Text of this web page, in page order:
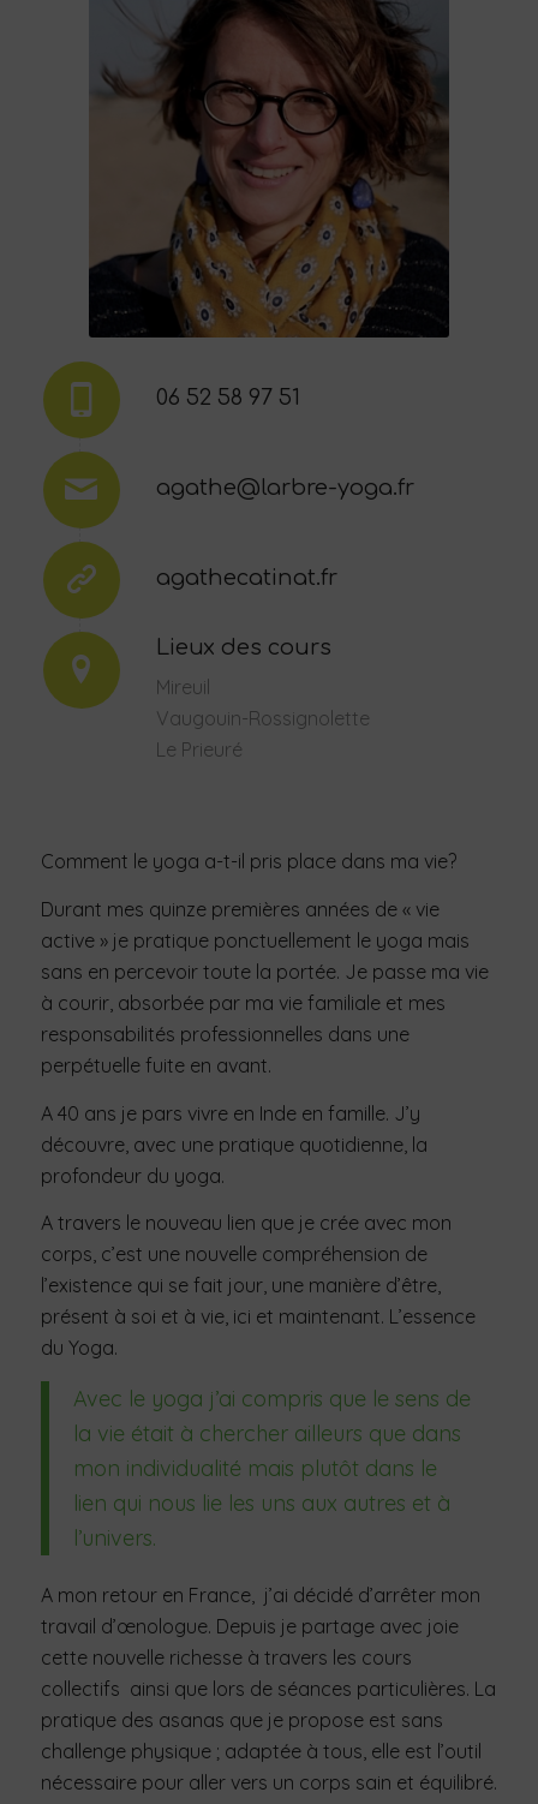
06 52 58 97 51
agathe@larbre-yoga.fr
agathecatinat.fr
Lieux des cours
Mireuil
Vaugouin-Rossignolette
Le Prieuré
Comment le yoga a-t-il pris place dans ma vie?
Durant mes quinze premières années de « vie
active » je pratique ponctuellement le yoga mais
sans en percevoir toute la portée. Je passe ma vie
à courir, absorbée par ma vie familiale et mes
responsabilités professionnelles dans une
perpétuelle fuite en avant.
A 40 ans je pars vivre en Inde en famille. J’y
découvre, avec une pratique quotidienne, la
profondeur du yoga.
A travers le nouveau lien que je crée avec mon
corps, c’est une nouvelle compréhension de
l’existence qui se fait jour, une manière d’être,
présent à soi et à vie, ici et maintenant. L’essence
du Yoga.
Avec le yoga j’ai compris que le sens de
la vie était à chercher ailleurs que dans
mon individualité mais plutôt dans le
lien qui nous lie les uns aux autres et à
l’univers.
A mon retour en France, j’ai décidé d’arrêter mon
travail d’œnologue. Depuis je partage avec joie
cette nouvelle richesse à travers les cours
collectifs ainsi que lors de séances particulières. La
pratique des asanas que je propose est sans
challenge physique ; adaptée à tous, elle est l’outil
nécessaire pour aller vers un corps sain et équilibré.